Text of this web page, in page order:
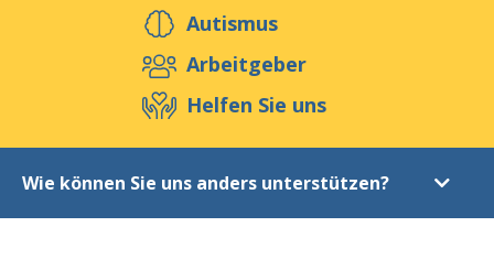
Helfen Sie uns
Veranstaltungen Publikationen
Media Ressourcen & Werkzeuge
Autismus
Arbeitgeber
Helfen Sie uns
Wie können Sie uns anders unterstützen?